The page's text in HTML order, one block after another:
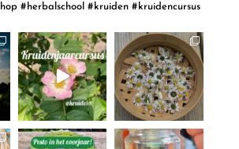
#herbalschool #kruiden #kruidencursus